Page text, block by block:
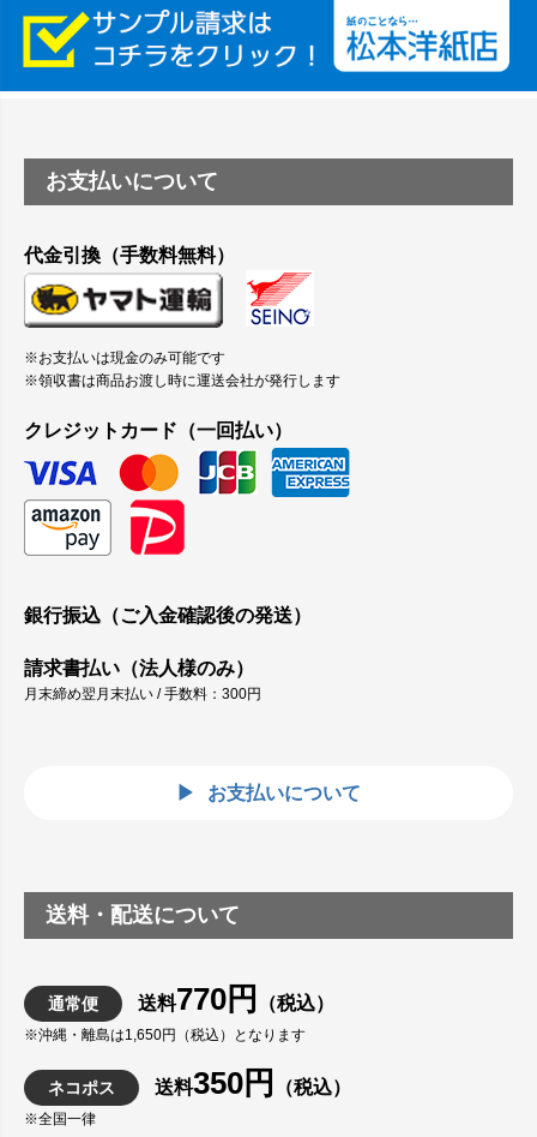
縦420mm×横650mmの包装紙に適した紙はありますか？
お支払いについて
代金引換（手数料無料）
※お支払いは現金のみ可能です
※領収書は商品お渡し時に運送会社が発行します
クレジットカード（一回払い）
銀行振込（ご入金確認後の発送）
請求書払い（法人様のみ）
月末締め翌月末払い / 手数料：300円
お支払いについて
送料・配送について
通常便 送料770円 （税込）
※沖縄・離島は1,650円（税込）となります
ネコポス 送料350円 （税込）
※全国一律